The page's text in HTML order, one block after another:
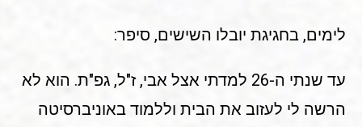
לימים, בחגיגת יובלו השישים, סיפר:
עד שנתי ה-26 למדתי אצל אבי, ז"ל, גפ"ת. הוא לא
הרשה לי לעזוב את הבית וללמוד באוניברסיטה